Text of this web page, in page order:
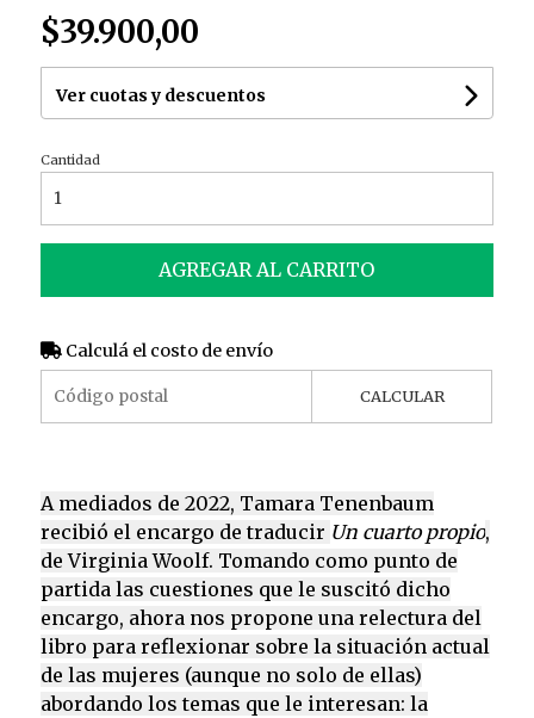
$39.900,00
Ver cuotas y descuentos
Cantidad
AGREGAR AL CARRITO
Calculá el costo de envío
CALCULAR
A mediados de 2022, Tamara Tenenbaum
recibió el encargo de traducir Un cuarto propio,
de Virginia Woolf. Tomando como punto de
partida las cuestiones que le suscitó dicho
encargo, ahora nos propone una relectura del
libro para reflexionar sobre la situación actual
de las mujeres (aunque no solo de ellas)
abordando los temas que le interesan: la